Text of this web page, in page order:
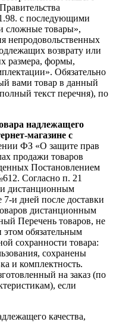
с последующими
сложные товары»,
непродовольственных
возврату или
размера, формы,
Обязательно
вами товар в данный
текст перечня), по
надлежащего
магазине с
ФЗ «О защите прав
продажи товаров
Постановлением
Согласно п. 21
дистанционным
и дней после доставки
дистанционным
Перечень товаров, не
обязательным
сохранности товара:
сохранены
и комплектность.
на заказ (по
если
качества,